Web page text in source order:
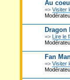
Au
=> Visiter
Dragon
=> Lire le
Fan
=> Visiter